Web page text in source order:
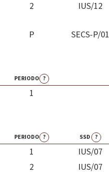
2 IUS/12
P SECS-P/01
PERIODO ?
1
PERIODO ? SSD ?
1 IUS/07
2 IUS/07